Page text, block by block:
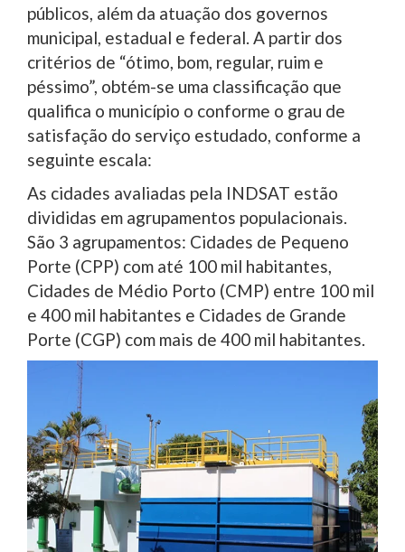
públicos, além da atuação dos governos
municipal, estadual e federal. A partir dos
critérios de “ótimo, bom, regular, ruim e
péssimo”, obtém-se uma classificação que
qualifica o município o conforme o grau de
satisfação do serviço estudado, conforme a
seguinte escala:
As cidades avaliadas pela INDSAT estão
divididas em agrupamentos populacionais.
São 3 agrupamentos: Cidades de Pequeno
Porte (CPP) com até 100 mil habitantes,
Cidades de Médio Porto (CMP) entre 100 mil
e 400 mil habitantes e Cidades de Grande
Porte (CGP) com mais de 400 mil habitantes.